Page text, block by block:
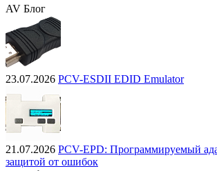
AV Блог
23.07.2026 PCV-ESDII EDID Emulator
21.07.2026 PCV-EPD: Программируемый
защитой от ошибок